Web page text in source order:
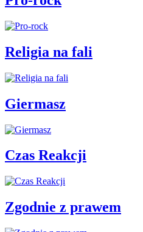
Religia na fali
Giermasz
Czas Reakcji
Zgodnie z prawem